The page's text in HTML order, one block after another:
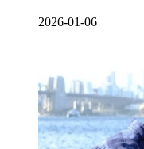
2026-01-06